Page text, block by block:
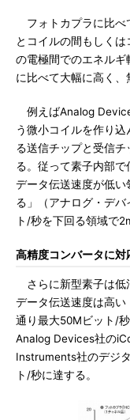
フォトカプラに比べ
とコイルの間もしく
の電極間でのエネル
に比べて大幅に高く、
例えばAnalog
う微小コイルを作り
る送信チップと受信
る。従って素子内部
データ伝送速度が低
る」（アナログ・デ
ト/秒を下回る領域で
高精度コンバータに対
さらに新型素子は低
データ伝送速度は高い
通り最大50Mビット/
Analog Devices社の
Instruments社のデジ
ト/秒に達する。